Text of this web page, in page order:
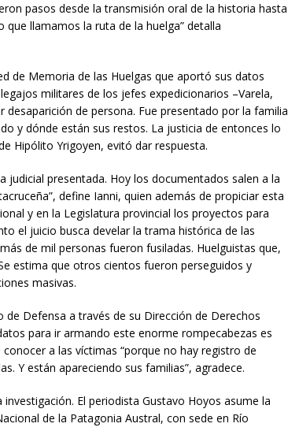
pasos desde la transmisión oral de la historia hasta
llamamos la ruta de la huelga” detalla
de Memoria de las Huelgas que aportó sus datos
militares de los jefes expedicionarios –Varela,
desaparición de persona. Fue presentado por la familia
y dónde están sus restos. La justicia de entonces lo
Hipólito Yrigoyen, evitó dar respuesta.
judicial presentada. Hoy los documentados salen a la
define Ianni, quien además de propiciar esta
y en la Legislatura provincial los proyectos para
el juicio busca develar la trama histórica de las
de mil personas fueron fusiladas. Huelguistas que,
estima que otros cientos fueron perseguidos y
masivas.
Defensa a través de su Dirección de Derechos
para ir armando este enorme rompecabezas es
a las víctimas “porque no hay registro de
Y están apareciendo sus familias”, agradece.
El periodista Gustavo Hoyos asume la
de la Patagonia Austral, con sede en Río